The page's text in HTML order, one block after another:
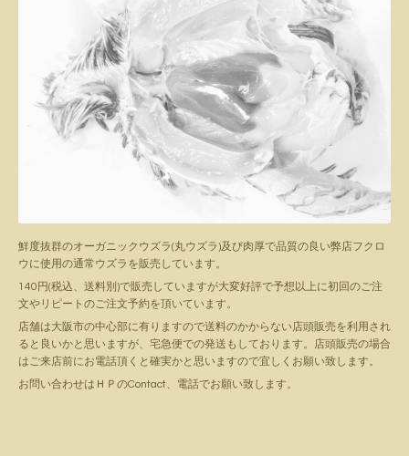
鮮度抜群のオーガニックウズラ(丸ウズラ)及び肉厚で品質の良い弊店フクロ
ウに使用の通常ウズラを販売しています。
140円(税込、送料別)で販売していますが大変好評で予想以上に初回のご注
文やリピートのご注文予約を頂いています。
店舗は大阪市の中心部に有りますので送料のかからない店頭販売を利用され
ると良いかと思いますが、宅急便での発送もしております。店頭販売の場合
はご来店前にお電話頂くと確実かと思いますので宜しくお願い致します。
お問い合わせはＨＰのContact、電話でお願い致します。